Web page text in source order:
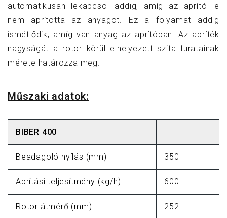
automatikusan lekapcsol addig, amíg az aprító le
nem aprította az anyagot. Ez a folyamat addig
ismétlődik, amíg van anyag az aprítóban. Az apríték
nagyságát a rotor körül elhelyezett szita furatainak
mérete határozza meg.
Műszaki adatok:
BIBER 400
Beadagoló nyílás (mm) 350
Aprítási teljesítmény (kg/h) 600
Rotor átmérő (mm) 252